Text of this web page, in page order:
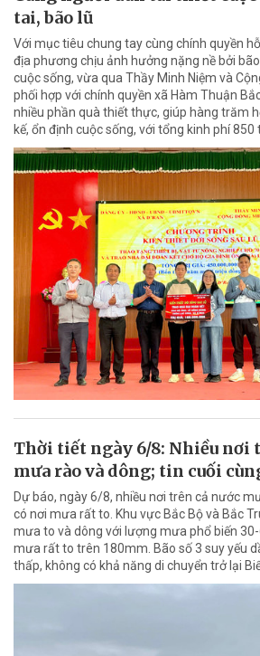
tai, bão lũ
Với mục tiêu chung tay cùng chính quyền
địa phương chịu ảnh hưởng nặng nề bởi
cuộc sống, vừa qua Thầy Minh Niệm và
phối hợp với chính quyền xã Hàm Thuận
nhiều phần quà thiết thực, giúp hàng trăm
kế, ổn định cuộc sống, với tổng kinh phí 850
Thời tiết ngày 6/8: Nhiều nơi
mưa rào và dông; tin cuối
Dự báo, ngày 6/8, nhiều nơi trên cả nước
có nơi mưa rất to. Khu vực Bắc Bộ và Bắc
mưa to và dông với lượng mưa phổ biến
mưa rất to trên 180mm. Bão số 3 suy yếu
thấp, không có khả năng di chuyển trở lại